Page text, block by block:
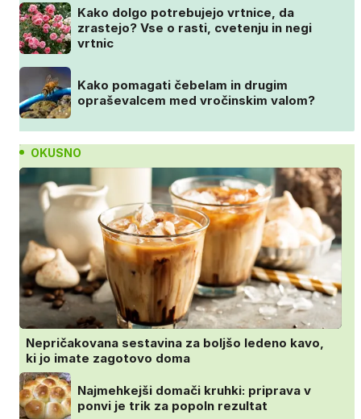
Kako dolgo potrebujejo vrtnice, da
zrastejo? Vse o rasti, cvetenju in negi
vrtnic
Kako pomagati čebelam in drugim
opraševalcem med vročinskim valom?
OKUSNO
Nepričakovana sestavina za boljšo ledeno kavo,
ki jo imate zagotovo doma
Najmehkejši domači kruhki: priprava v
ponvi je trik za popoln rezultat